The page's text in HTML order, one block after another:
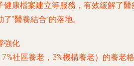
健康檔案建立等服務，有效緩解了
“醫養結合”的落地。
強化
7%社區養老，3%機構養老）的養